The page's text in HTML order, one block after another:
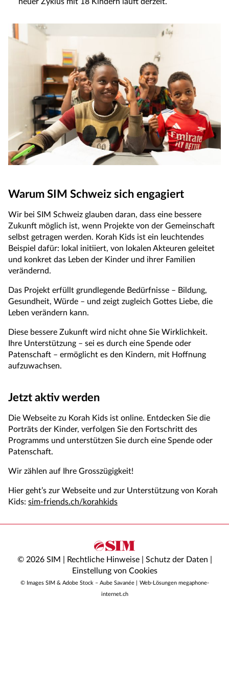
Warum SIM Schweiz sich engagiert
Wir bei SIM Schweiz glauben daran, dass eine bessere
Zukunft möglich ist, wenn Projekte von der Gemeinschaft
selbst getragen werden. Korah Kids ist ein leuchtendes
Beispiel dafür: lokal initiiert, von lokalen Akteuren geleitet
und konkret das Leben der Kinder und ihrer Familien
verändernd.
Das Projekt erfüllt grundlegende Bedürfnisse – Bildung,
Gesundheit, Würde – und zeigt zugleich Gottes Liebe, die
Leben verändern kann.
Diese bessere Zukunft wird nicht ohne Sie Wirklichkeit.
Ihre Unterstützung – sei es durch eine Spende oder
Patenschaft – ermöglicht es den Kindern, mit Hoffnung
aufzuwachsen.
Jetzt aktiv werden
Die Webseite zu Korah Kids ist online. Entdecken Sie die
Porträts der Kinder, verfolgen Sie den Fortschritt des
Programms und unterstützen Sie durch eine Spende oder
Patenschaft.
Wir zählen auf Ihre Grosszügigkeit!
Hier geht’s zur Webseite und zur Unterstützung von Korah
Kids: sim-friends.ch/korahkids
© 2026 SIM | Rechtliche Hinweise| Schutz der Daten
Einstellung von Cookies
© Images SIM & Adobe Stock – Aube Savanée |
Web-Lösungen megaphone-
internet.ch